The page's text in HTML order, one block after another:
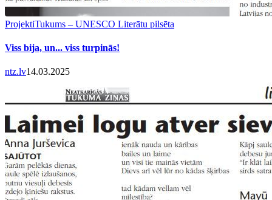
ProjektiTukums – UNESCO Literātu pilsēta
Viss bija, un... viss turpinās!
ntz.lv14.03.2025